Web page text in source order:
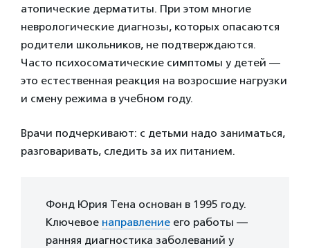
атопические дерматиты. При этом многие
неврологические диагнозы, которых опасаются
родители школьников, не подтверждаются.
Часто психосоматические симптомы у детей —
это естественная реакция на возросшие нагрузки
и смену режима в учебном году.
Врачи подчеркивают: с детьми надо заниматься,
разговаривать, следить за их питанием.
Фонд Юрия Тена основан в 1995 году.
Ключевое направление его работы —
ранняя диагностика заболеваний у